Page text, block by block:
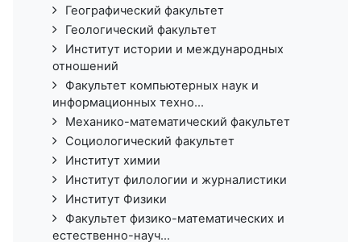
Географический факультет
Геологический факультет
Институт истории и международных
отношений
Факультет компьютерных наук и
информационных техно...
Механико-математический факультет
Социологический факультет
Институт химии
Институт филологии и журналистики
Институт Физики
Факультет физико-математических и
естественно-науч...